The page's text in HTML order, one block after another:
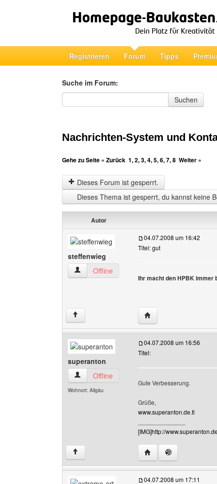
Registrieren Forum Tipps
Suche im Forum:
Suche im Forum
Suchen
Nachrichten-System und
Gehe zu Seite « Zurück 1,2,3,4,5,6,7,8 Weiter »
Dieses Forum ist gesperrt.
Dieses Thema ist gesperrt, du kannst keine
Autor
steffenwieg
steffenwieg Benutzer-Profile anzeigen
Offline
04.07.2008 um 16:42
Titel: gut
Ihr macht den HPBK immer
↑ Website dieses
superanton
superanton Benutzer-Profile anzeigen
Offline
Wohnort: Allgäu
04.07.2008 um 16:56
Titel:
Gute Verbesserung.
Grüße,
www.superanton.de.tl
[IMG]http://
↑ Website dieses
04.07.2008 um 17:11